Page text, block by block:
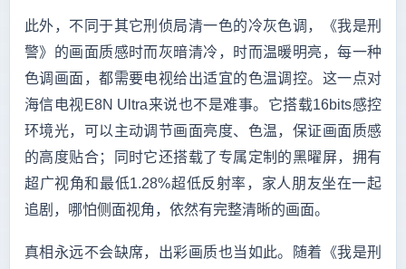
此外，不同于其它刑侦局清一色的冷灰色调，《我是刑
警》的画面质感时而灰暗清冷，时而温暖明亮，每一种
色调画面，都需要电视给出适宜的色温调控。这一点对
海信电视E8N Ultra来说也不是难事。它搭载16bits感控
环境光，可以主动调节画面亮度、色温，保证画面质感
的高度贴合；同时它还搭载了专属定制的黑曜屏，拥有
超广视角和最低1.28%超低反射率，家人朋友坐在一起
追剧，哪怕侧面视角，依然有完整清晰的画面。
真相永远不会缺席，出彩画质也当如此。随着《我是刑